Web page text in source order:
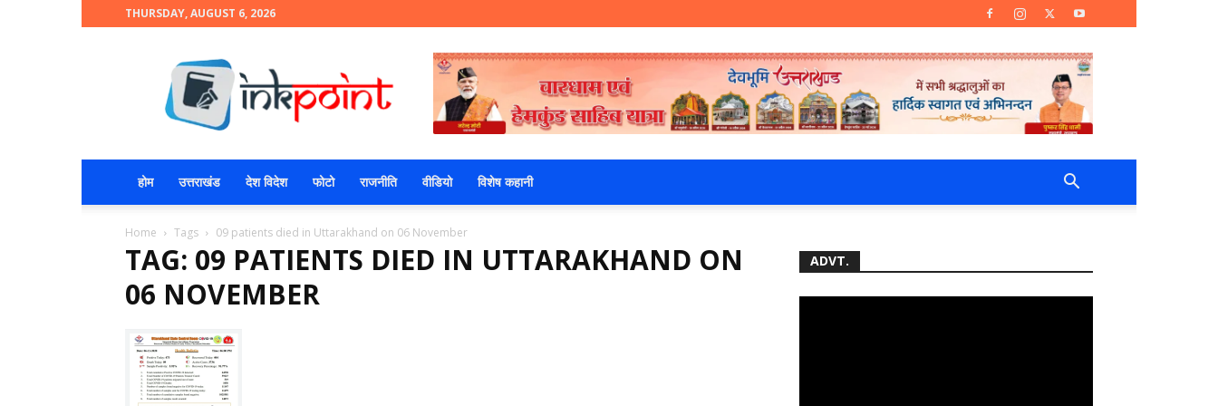
THURSDAY, AUGUST 6, 2026
होम उत्तराखंड देश विदेश फोटो राजनीति वीडियो विशेष कहानी
Home Tags 09 patients died in Uttarakhand on 06 November
TAG: 09 PATIENTS DIED IN UTTARAKHAND ON
06 NOVEMBER
ADVT.